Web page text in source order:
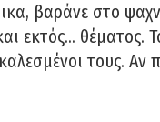
βαράνε στο
εκτός… θέματος.
τους. Αν